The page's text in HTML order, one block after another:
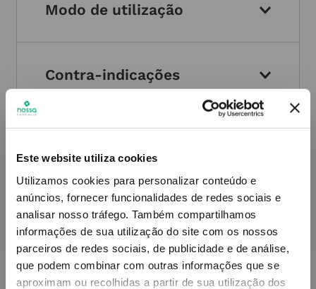
Este website utiliza cookies
Utilizamos cookies para personalizar conteúdo e
anúncios, fornecer funcionalidades de redes sociais e
analisar nosso tráfego. Também compartilhamos
informações de sua utilização do site com os nossos
parceiros de redes sociais, de publicidade e de análise,
que podem combinar com outras informações que se
aproximam ou recolhidas a partir de sua utilização dos
Modo de utilização
Contra-indicações
PODERÁ TAMBÉM GOSTAR